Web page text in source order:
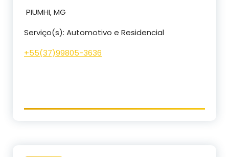
PIUMHI, MG
Serviço(s): Automotivo e Residencial
+55(37)99805-3636